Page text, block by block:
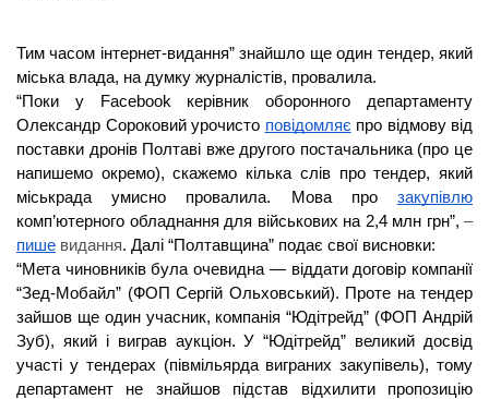
Тим часом інтернет-видання” знайшло ще один тендер, який
міська влада, на думку журналістів, провалила.
“Поки у Facebook керівник оборонного департаменту
Олександр Сороковий урочисто повідомляє про відмову від
поставки дронів Полтаві вже другого постачальника (про це
напишемо окремо), скажемо кілька слів про тендер, який
міськрада умисно провалила. Мова про закупівлю
комп’ютерного обладнання для військових на 2,4 млн грн”,
–
пише видання. Далі “Полтавщина” подає свої висновки:
“Мета чиновників була очевидна — віддати договір компанії
“Зед-Мобайл” (ФОП Сергій Ольховський). Проте на тендер
зайшов ще один учасник, компанія “Юдітрейд” (ФОП Андрій
Зуб), який і виграв аукціон. У “Юдітрейд” великий досвід
участі у тендерах (півмільярда виграних закупівель), тому
департамент не знайшов підстав відхилити пропозицію